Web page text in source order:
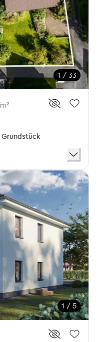
1 / 33
Grundstück
1 / 5